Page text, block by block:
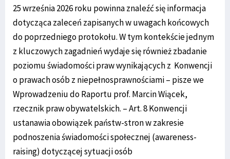
25 września 2026 roku powinna znaleźć się informacja
dotycząca zaleceń zapisanych w uwagach końcowych
do poprzedniego protokołu. W tym kontekście jednym
z kluczowych zagadnień wydaje się również zbadanie
poziomu świadomości praw wynikających z Konwencji
o prawach osób z niepełnosprawnościami – pisze we
Wprowadzeniu do Raportu prof. Marcin Wiącek,
rzecznik praw obywatelskich. – Art. 8 Konwencji
ustanawia obowiązek państw-stron w zakresie
podnoszenia świadomości społecznej (awareness-
raising) dotyczącej sytuacji osób